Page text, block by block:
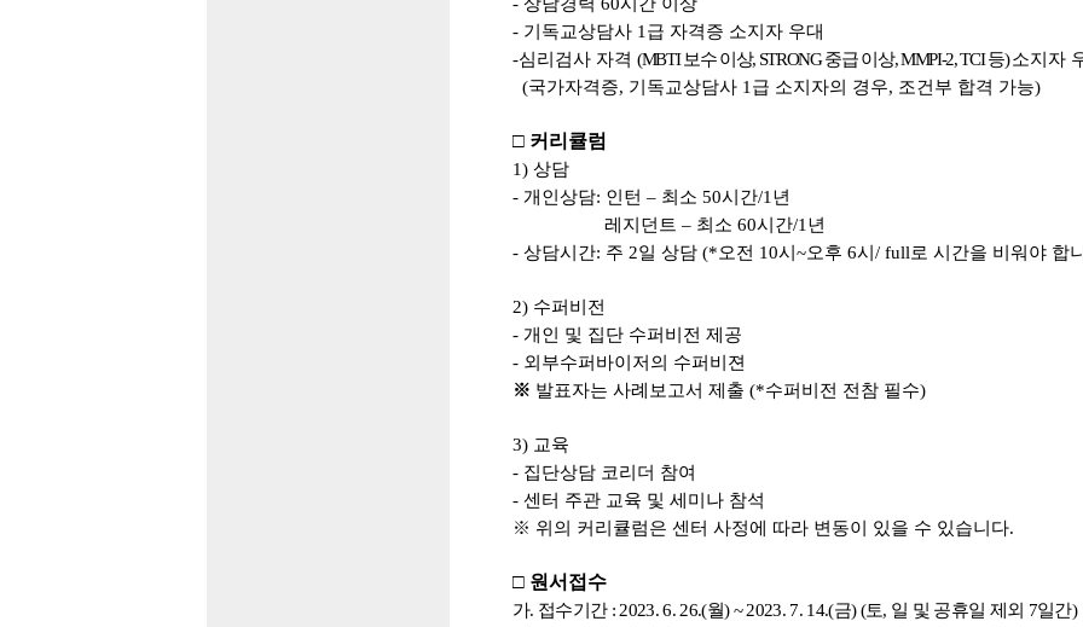
- 기독교상담사 1 급 자격증 소지자 우대
-심리검사 자격 (MBTI보수 이상, STRONG중급 이상, MMPI-2, TCI등)소지자
(국가자격증, 기독교상담사 1 급 소지자의 경우, 조건부 합격 가능)
□ 커리큘럼
1) 상담
- 개인상담: 인턴 – 최소 50시간/1 년
레지던트 – 최소 60시간/1 년
- 상담시간: 주 2일 상담 (*오전 10시 ~오후 6시 / full로 시간을 비워야 합
2) 수퍼비전
- 개인 및 집단 수퍼비전 제공
- 외부수퍼바이저의 수퍼비젼
※ 발표자는 사례보고서 제출 (*수퍼비전 전참 필수)
3) 교육
- 집단상담 코리더 참여
- 센터 주관 교육 및 세미나 참석
※ 위의 커리큘럼은 센터 사정에 따라 변동이 있을 수 있습니다.
□ 원서접수
가. 접수기간 : 2023. 6. 26.(월) ~ 2023. 7. 14.(금) (토, 일 및 공휴일 제외 7일간)